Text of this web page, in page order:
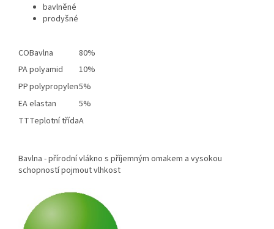
bavlněné
prodyšné
COBavlna
80%
PApolyamid
10%
PPpolypropylen5%
EAelastan
5%
TTTeplotní třídaA
Bavlna - přírodní vlákno s příjemným omakem a vysokou
schopností pojmout vlhkost